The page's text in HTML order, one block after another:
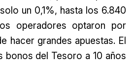
un 0,1%, hasta los 6.840
operadores optaron por
hacer grandes apuestas. El
bonos del Tesoro a 10 años